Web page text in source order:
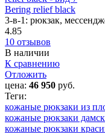
Bering relief black
3-в-1: рюкзак,
4.85
10 отзывов
В наличии
К сравнению
Отложить
цена: 46 950 руб.
Теги:
кожаные рюкзаки из
кожаные рюкзаки
кожаные рюкзаки